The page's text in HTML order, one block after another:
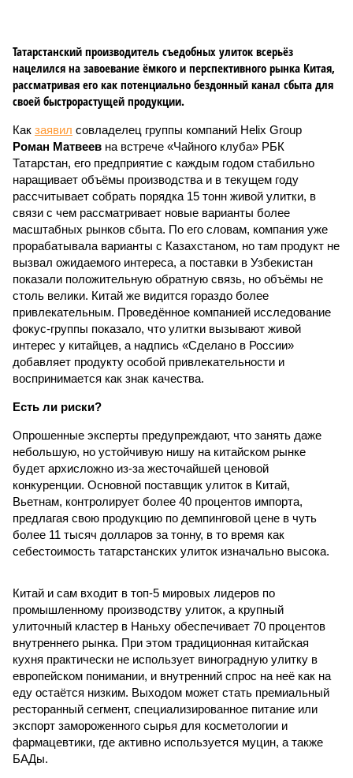
Татарстанский производитель съедобных улиток всерьёз
нацелился на завоевание ёмкого и перспективного рынка Китая,
рассматривая его как потенциально бездонный канал сбыта для
своей быстрорастущей продукции.
Как заявил совладелец группы компаний Helix Group
Роман Матвеев на встрече «Чайного клуба» РБК
Татарстан, его предприятие с каждым годом стабильно
наращивает объёмы производства и в текущем году
рассчитывает собрать порядка 15 тонн живой улитки, в
связи с чем рассматривает новые варианты более
масштабных рынков сбыта. По его словам, компания уже
прорабатывала варианты с Казахстаном, но там продукт не
вызвал ожидаемого интереса, а поставки в Узбекистан
показали положительную обратную связь, но объёмы не
столь велики. Китай же видится гораздо более
привлекательным. Проведённое компанией исследование
фокус-группы показало, что улитки вызывают живой
интерес у китайцев, а надпись «Сделано в России»
добавляет продукту особой привлекательности и
воспринимается как знак качества.
Есть ли риски?
Опрошенные эксперты предупреждают, что занять даже
небольшую, но устойчивую нишу на китайском рынке
будет архисложно из-за жесточайшей ценовой
конкуренции. Основной поставщик улиток в Китай,
Вьетнам, контролирует более 40 процентов импорта,
предлагая свою продукцию по демпинговой цене в чуть
более 11 тысяч долларов за тонну, в то время как
себестоимость татарстанских улиток изначально высока.
Китай и сам входит в топ-5 мировых лидеров по
промышленному производству улиток, а крупный
улиточный кластер в Наньху обеспечивает 70 процентов
внутреннего рынка. При этом традиционная китайская
кухня практически не использует виноградную улитку в
европейском понимании, и внутренний спрос на неё как на
еду остаётся низким. Выходом может стать премиальный
ресторанный сегмент, специализированное питание или
экспорт замороженного сырья для косметологии и
фармацевтики, где активно используется муцин, а также
БАДы.